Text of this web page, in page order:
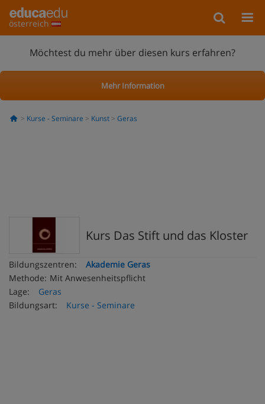
österreich
Möchtest du mehr über diesen kurs erfahren?
Mehr Information
Kurse - Seminare Kunst Geras
Kurs Das Stift und das Kloster
Bildungszentren:
Akademie Geras
Methode: Mit Anwesenheitspflicht
Lage:
Geras
Bildungsart:
Kurse - Seminare